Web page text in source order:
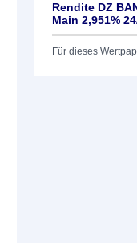
Rendite DZ
Main 2,951%
Für dieses